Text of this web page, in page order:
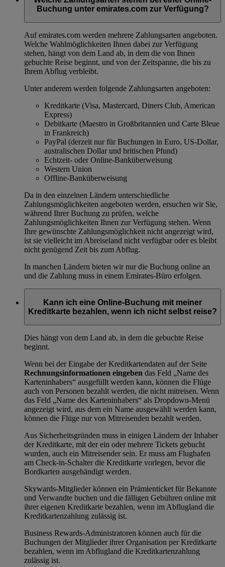
Buchung unter emirates.com zur Verfügung?
Auf emirates.com werden mehrere Zahlungsarten angeboten.
Welche Wahlmöglichkeiten Ihnen dabei zur Verfügung
stehen, hängt von dem Land ab, in dem die von Ihnen
gebuchte Reise beginnt, und von der Zeitspanne, die bis zu
Ihrem Abflug verbleibt.
Unter anderem werden folgende Zahlungsarten angeboten:
Kreditkarte (Visa, Mastercard, Diners Club, American
Express)
Debitkarte (Maestro in Großbritannien und Carte Bleue
in Frankreich)
PayPal (derzeit nur für Buchungen in Euro, US-Dollar,
australischen Dollar und britischen Pfund)
Echtzeit- oder Online-Banküberweisung
Western Union
Offline-Banküberweisung
Da in den einzelnen Ländern unterschiedliche
Zahlungsmöglichkeiten angeboten werden, ersuchen wir Sie,
während Ihrer Buchung zu prüfen, welche
Zahlungsmöglichkeiten Ihnen zur Verfügung stehen. Wenn
Ihre gewünschte Zahlungsmöglichkeit nicht angezeigt wird,
ist sie vielleicht im Abreiseland nicht verfügbar oder es bleibt
nicht genügend Zeit bis zum Abflug.
In manchen Ländern bieten wir nur die Buchung online an
und die Zahlung muss in einem Emirates-Büro erfolgen.
Kann ich eine Online-Buchung mit meiner
Kreditkarte bezahlen, wenn ich nicht selbst reise?
Dies hängt von dem Land ab, in dem die gebuchte Reise
beginnt.
Wenn bei der Eingabe der Kreditkartendaten auf der Seite
Rechnungsinformationen eingeben das Feld „Name des
Karteninhabers“ ausgefüllt werden kann, können die Flüge
auch von Personen bezahlt werden, die nicht mitreisen. Wenn
das Feld „Name des Karteninhabers“ als Dropdown-Menü
angezeigt wird, aus dem ein Name ausgewählt werden kann,
können die Flüge nur von Mitreisenden bezahlt werden.
Aus Sicherheitsgründen muss in einigen Ländern der Inhaber
der Kreditkarte, mit der ein oder mehrere Tickets gebucht
wurden, auch ein Mitreisender sein. Er muss am Flughafen
am Check-in-Schalter die Kreditkarte vorlegen, bevor die
Bordkarten ausgehändigt werden.
Skywards-Mitglieder können ein Prämienticket für Bekannte
und Verwandte buchen und die fälligen Gebühren online mit
ihrer eigenen Kreditkarte bezahlen, wenn im Abflugland die
Kreditkartenzahlung zulässig ist.
Business Rewards-Administratoren können auch für die
Buchungen der Mitglieder ihrer Organisation per Kreditkarte
bezahlen, wenn im Abflugland die Kreditkartenzahlung
zulässig ist.